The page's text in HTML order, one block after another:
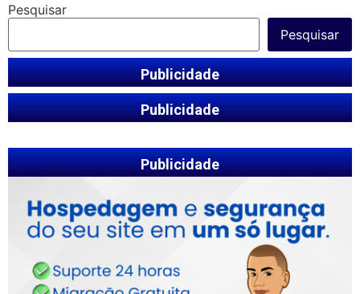
Pesquisar
Pesquisar
Publicidade
Publicidade
Publicidade